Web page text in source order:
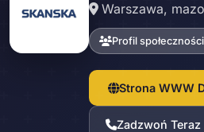
Warszawa,
Profil
Strona WWW
Zadzwoń Teraz